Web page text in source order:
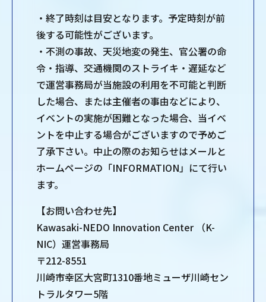
・終了時刻は目安となります。予定時刻が前
後する可能性がございます。
・不測の事故、天災地変の発生、官公署の命
令・指導、交通機関のストライキ・遅延など
で運営事務局が当施設の利用を不可能と判断
した場合、または主催者の事由などにより、
イベントの実施が困難となった場合、当イベ
ントを中止する場合がございますので予めご
了承下さい。中止の際のお知らせはメールと
ホームページの「INFORMATION」にて行い
ます。
【お問い合わせ先】
Kawasaki-NEDO Innovation Center （K-
NIC）運営事務局
〒212-8551
川崎市幸区大宮町1310番地ミューザ川崎セン
トラルタワー5階